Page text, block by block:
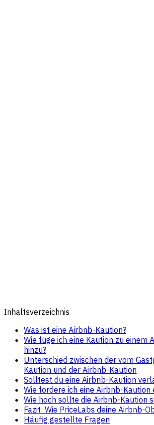
Inhaltsverzeichnis
Was ist eine Airbnb-Kaution?
Wie füge ich eine Kaution zu einem
hinzu?
Unterschied zwischen der vom
Kaution und der Airbnb-Kaution
Solltest du eine Airbnb-Kaution
Wie fordere ich eine Airbnb-Kaution
Wie hoch sollte die Airbnb-Kaution
Fazit: Wie PriceLabs deine Airbnb-
Häufig gestellte Fragen